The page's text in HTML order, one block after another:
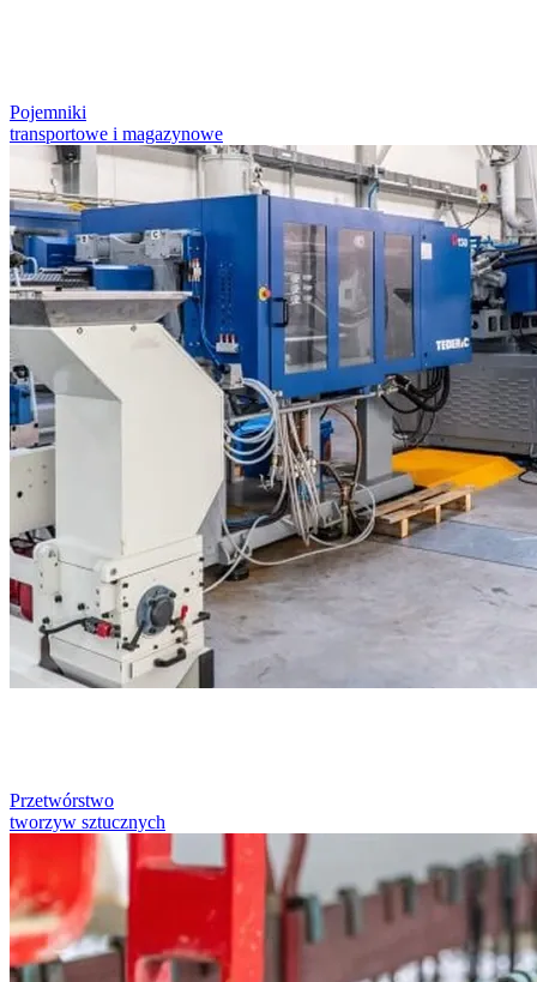
Pojemniki
transportowe i magazynowe
Przetwórstwo
tworzyw sztucznych